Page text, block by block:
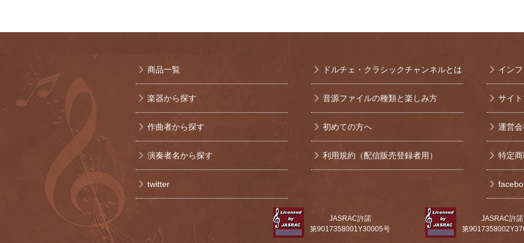
商品一覧
楽器から探す
作曲者から探す
演奏者名から探す
twitter
ドルチェ・クラシックチャンネルとは
音源ファイルの種類と楽しみ方
初めての方へ
利用規約（配信販売登録者用）
イン
サイ
運営
特定
JASRAC許諾
第9017358001Y30005号
JASRAC許諾
第